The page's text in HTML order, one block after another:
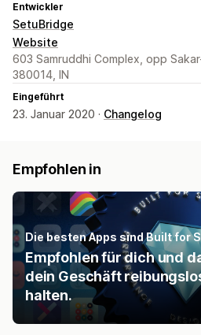
Entwickler
SetuBridge
Website
603 Samruddhi Complex, opp
380014, IN
Eingeführt
23. Januar 2020 · Changelog
Empfohlen in
Die besten Apps sind Built for
Empfohlen für dich und
dein Geschäft
halten.